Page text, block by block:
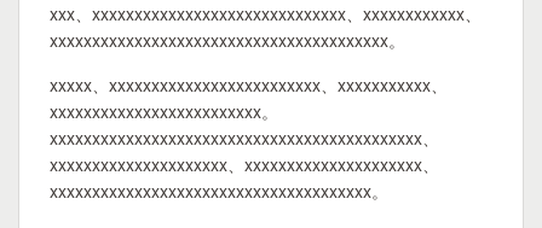
xxx、xxxxxxxxxxxxxxxxxxxxxxxxxxxxxx、xxxxxxxxxxxx、
xxxxxxxxxxxxxxxxxxxxxxxxxxxxxxxxxxxxxxxx。
xxxxx、xxxxxxxxxxxxxxxxxxxxxxxxx、xxxxxxxxxxx、
xxxxxxxxxxxxxxxxxxxxxxxxx。
xxxxxxxxxxxxxxxxxxxxxxxxxxxxxxxxxxxxxxxxxxxx、
xxxxxxxxxxxxxxxxxxxxx、xxxxxxxxxxxxxxxxxxxxx、
xxxxxxxxxxxxxxxxxxxxxxxxxxxxxxxxxxxxxx。